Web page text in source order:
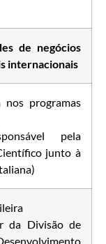
de negócios
internacionais
programas
pela
junto à
da Divisão de